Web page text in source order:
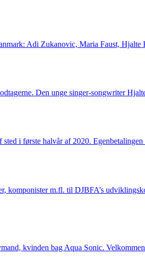
Adi Zukanovic, Maria Faust,
Den unge singer-songwriter
sted i første halvår af 2020.
komponister m.fl. til DJBFA’s
kvinden bag Aqua Sonic.